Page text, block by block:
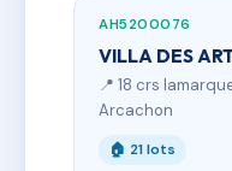
AH5200076
VILLA DES
📍 18 crs
Arcachon
🏠 21 lots